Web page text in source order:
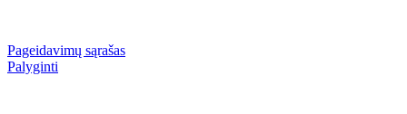
Pageidavimų sąrašas
Palyginti